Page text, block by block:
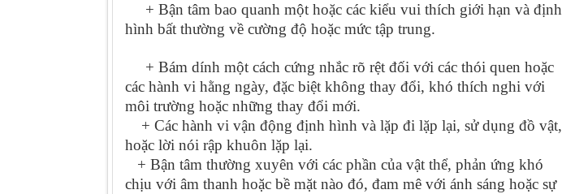
+ Bận tâm bao quanh một hoặc các kiểu vui thích giới hạn và định
hình bất thường về cường độ hoặc mức tập trung.
+ Bám dính một cách cứng nhắc rõ rệt đối với các thói quen hoặc
các hành vi hằng ngày, đặc biệt không thay đổi, khó thích nghi với
môi trường hoặc những thay đổi mới.
+ Các hành vi vận động định hình và lặp đi lặp lại, sử dụng đồ vật,
hoặc lời nói rập khuôn lặp lại.
+ Bận tâm thường xuyên với các phần của vật thể, phản ứng khó
chịu với âm thanh hoặc bề mặt nào đó, đam mê với ánh sáng hoặc sự